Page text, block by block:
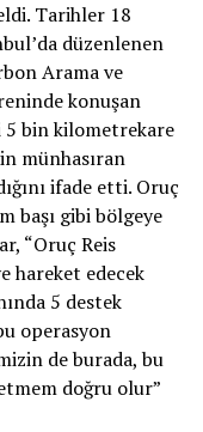
Tarihler 18
düzenlenen
Arama ve
konuşan
5 bin kilometrekare
münhasıran
ifade etti. Oruç
başı gibi bölgeye
“Oruç Reis
hareket edecek
5 destek
operasyon
de burada, bu
doğru olur”